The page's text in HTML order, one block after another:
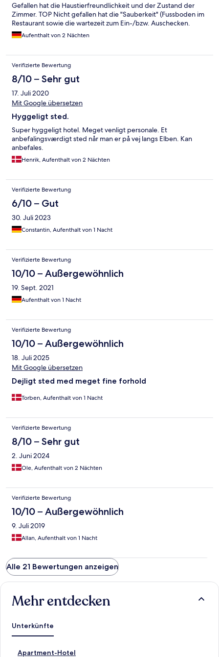
Gefallen hat die Haustierfreundlichkeit und der Zustand der
Zimmer. TOP Nicht gefallen hat die "Sauberkeit" (Fussboden im
Restaurant sowie die wartezeit zum Ein-/bzw. Auschecken.
Aufenthalt von 2 Nächten
Verifizierte Bewertung
8/10 – Sehr gut
17. Juli 2020
Mit Google übersetzen
Hyggeligt sted.
Super hyggeligt hotel. Meget venligt personale. Et
anbefalingsværdigt sted når man er på vej langs Elben. Kan
anbefales.
Henrik, Aufenthalt von 2 Nächten
Verifizierte Bewertung
6/10 – Gut
30. Juli 2023
Constantin, Aufenthalt von 1 Nacht
Verifizierte Bewertung
10/10 – Außergewöhnlich
19. Sept. 2021
Aufenthalt von 1 Nacht
Verifizierte Bewertung
10/10 – Außergewöhnlich
18. Juli 2025
Mit Google übersetzen
Dejligt sted med meget fine forhold
Torben, Aufenthalt von 1 Nacht
Verifizierte Bewertung
8/10 – Sehr gut
2. Juni 2024
Ole, Aufenthalt von 2 Nächten
Verifizierte Bewertung
10/10 – Außergewöhnlich
9. Juli 2019
Allan, Aufenthalt von 1 Nacht
Alle 21 Bewertungen anzeigen
Mehr entdecken
Unterkünfte
Apartment-Hotel
L